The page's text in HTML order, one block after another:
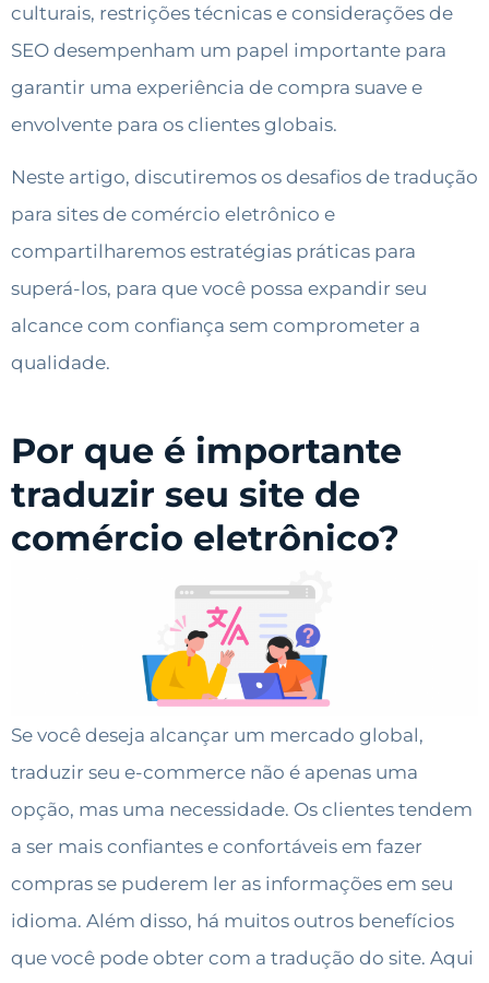
culturais, restrições técnicas e considerações de
SEO desempenham um papel importante para
garantir uma experiência de compra suave e
envolvente para os clientes globais.
Neste artigo, discutiremos os desafios de tradução
para sites de comércio eletrônico e
compartilharemos estratégias práticas para
superá-los, para que você possa expandir seu
alcance com confiança sem comprometer a
qualidade.
Por que é importante
traduzir seu site de
comércio eletrônico?
Se você deseja alcançar um mercado global,
traduzir seu e-commerce não é apenas uma
opção, mas uma necessidade. Os clientes tendem
a ser mais confiantes e confortáveis em fazer
compras se puderem ler as informações em seu
idioma. Além disso, há muitos outros benefícios
que você pode obter com a tradução do site. Aqui